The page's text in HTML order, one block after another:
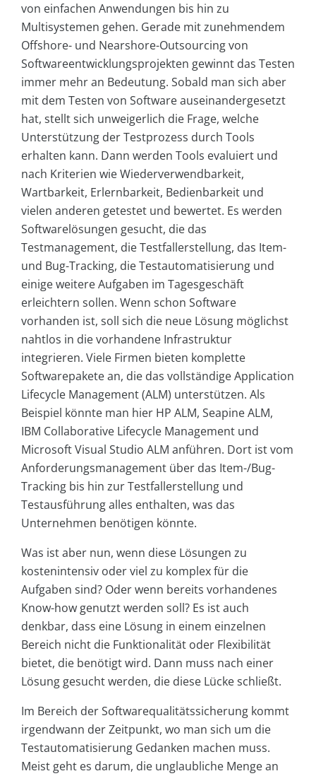
von einfachen Anwendungen bis hin zu
Multisystemen gehen. Gerade mit zunehmendem
Offshore- und Nearshore-Outsourcing von
Softwareentwicklungsprojekten gewinnt das Testen
immer mehr an Bedeutung. Sobald man sich aber
mit dem Testen von Software auseinandergesetzt
hat, stellt sich unweigerlich die Frage, welche
Unterstützung der Testprozess durch Tools
erhalten kann. Dann werden Tools evaluiert und
nach Kriterien wie Wiederverwendbarkeit,
Wartbarkeit, Erlernbarkeit, Bedienbarkeit und
vielen anderen getestet und bewertet. Es werden
Softwarelösungen gesucht, die das
Testmanagement, die Testfallerstellung, das Item-
und Bug-Tracking, die Testautomatisierung und
einige weitere Aufgaben im Tagesgeschäft
erleichtern sollen. Wenn schon Software
vorhanden ist, soll sich die neue Lösung möglichst
nahtlos in die vorhandene Infrastruktur
integrieren. Viele Firmen bieten komplette
Softwarepakete an, die das vollständige Application
Lifecycle Management (ALM) unterstützen. Als
Beispiel könnte man hier HP ALM, Seapine ALM,
IBM Collaborative Lifecycle Management und
Microsoft Visual Studio ALM anführen. Dort ist vom
Anforderungsmanagement über das Item-/Bug-
Tracking bis hin zur Testfall­erstellung und
Testausführung alles enthalten, was das
Unternehmen benötigen könnte.
Was ist aber nun, wenn diese Lösungen zu
kostenintensiv oder viel zu komplex für die
Aufgaben sind? Oder wenn bereits vorhandenes
Know-how genutzt werden soll? Es ist auch
denkbar, dass eine Lösung in einem einzelnen
Bereich nicht die Funktionalität oder Flexibilität
bietet, die benötigt wird. Dann muss nach einer
Lösung gesucht werden, die diese Lücke schließt.
Im Bereich der Softwarequalitätssicherung kommt
irgendwann der Zeitpunkt, wo man sich um die
Testautomatisierung Gedanken machen muss.
Meist geht es darum, die unglaubliche Menge an